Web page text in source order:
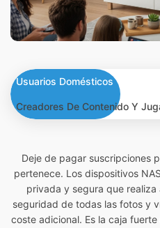
Usuarios Domésticos
Creadores De Contenido Y
Deje de pagar suscripciones
pertenece. Los dispositivos
privada y segura que
seguridad de todas las fotos y
coste adicional. Es la caja